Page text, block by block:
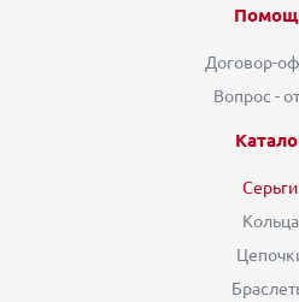
Договор-
Вопрос -
Серьги
Кольца